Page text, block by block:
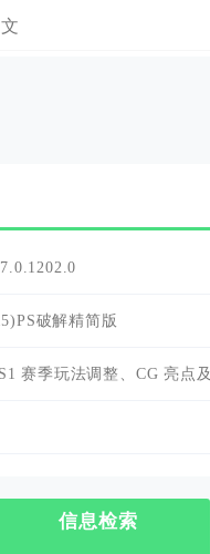
破解精简版
赛季玩法调整、CG 亮点及
信息检索